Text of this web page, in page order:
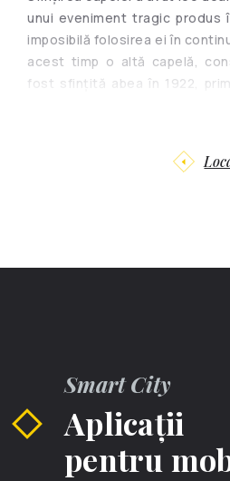
unui eveniment tragic
imposibilă folosirea ei în
acest timp o altă capelă,
fost sfinţită abea în 1922,
Tiron” a Liceului pentru fete
Doar după primirea
Smart City
Aplicații
pentru